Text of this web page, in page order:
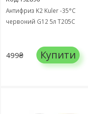
Антифриз K2 Kuler -35°C
червоний G12 5л T205C
499₴ Купити